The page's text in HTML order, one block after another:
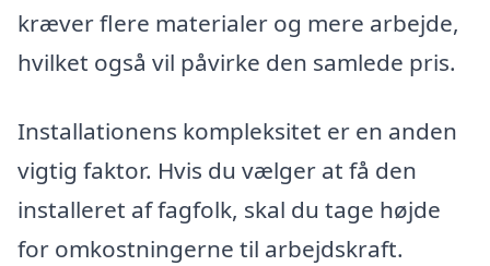
kræver flere materialer og mere arbejde,
hvilket også vil påvirke den samlede pris.
Installationens kompleksitet er en anden
vigtig faktor. Hvis du vælger at få den
installeret af fagfolk, skal du tage højde
for omkostningerne til arbejdskraft.